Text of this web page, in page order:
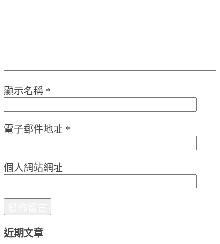
顯示名稱 *
電子郵件地址 *
個人網站網址
近期文章